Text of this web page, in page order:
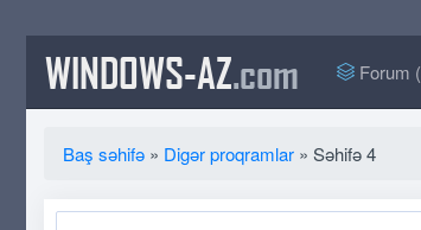
WINDOWS-AZ.com Forum
Baş səhifə » Digər proqramlar » Səhifə 4